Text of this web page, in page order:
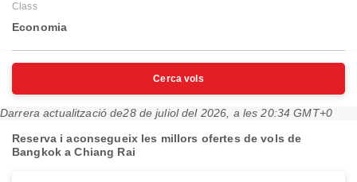
Class
Economia
Cerca vols
Darrera actualització de28 de juliol del 2026, a les 20:34 GMT+0
Reserva i aconsegueix les millors ofertes de vols de
Bangkok a Chiang Rai